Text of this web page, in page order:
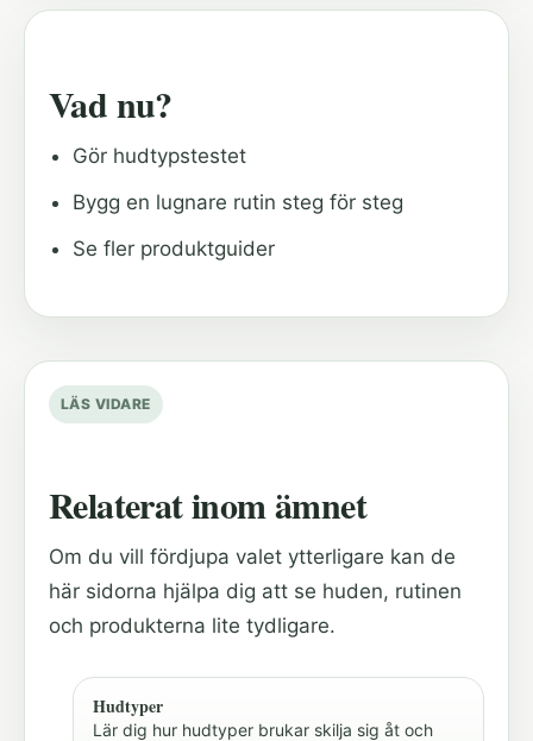
Vad nu?
Gör hudtypstestet
Bygg en lugnare rutin steg för steg
Se fler produktguider
LÄS VIDARE
Relaterat inom ämnet
Om du vill fördjupa valet ytterligare kan de
här sidorna hjälpa dig att se huden, rutinen
och produkterna lite tydligare.
Hudtyper
Lär dig hur hudtyper brukar skilja sig åt och